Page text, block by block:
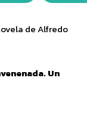
de Alfredo
Un